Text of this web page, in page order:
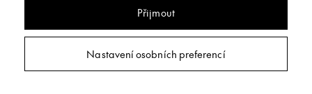
Jídelní stůl jídelní stůl Sovet Arkos
Poptat
Copyright © INNEX All rights reserved/Privacy policy/Obchodní
Nastavení soukromí
Přijmout
Nastavení osobních preferencí